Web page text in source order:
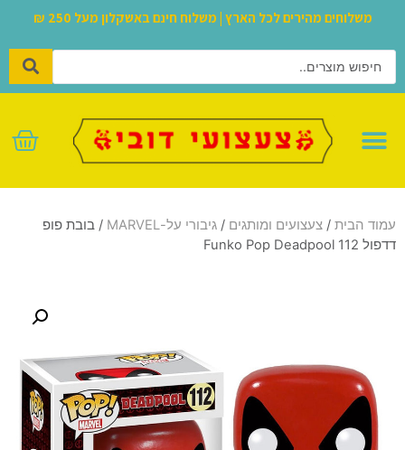
משלוחים מהירים לכל הארץ | משלוח חינם באשקלון מעל 250 ₪
עמוד הבית / צעצועים ומותגים / גיבורי על-MARVEL
/ בובת פופ
דדפול Funko Pop Deadpool 112